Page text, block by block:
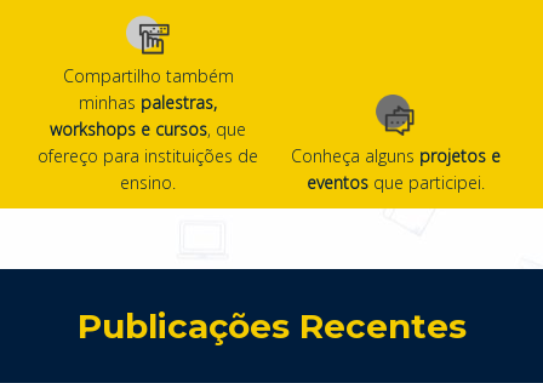
Compartilho também
minhas palestras,
workshops e cursos, que
ofereço para instituições de
ensino.
Conheça alguns projetos e
eventosque participei.
Publicações Recentes